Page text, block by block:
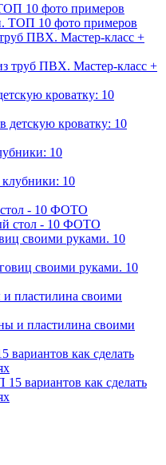
10 фото примеров
ПВХ. Мастер-класс +
кроватку: 10
10
стол - 10 ФОТО
своими руками. 10
пластилина своими
как сделать